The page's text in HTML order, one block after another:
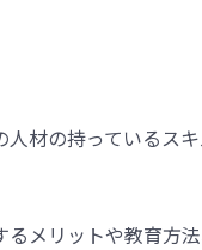
材の持っているス
メリットや教育方